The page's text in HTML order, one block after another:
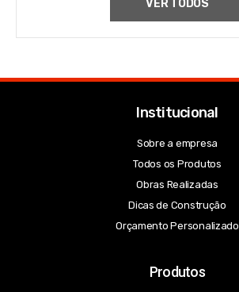
VER TODOS
Institucional
Sobre a empresa
Todos os Produtos
Obras Realizadas
Dicas de Construção
Orçamento Personalizado
Produtos